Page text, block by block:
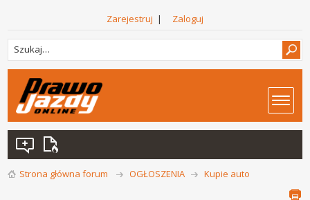
Zarejestruj | Zaloguj
Strona główna forum OGŁOSZENIA Kupie auto